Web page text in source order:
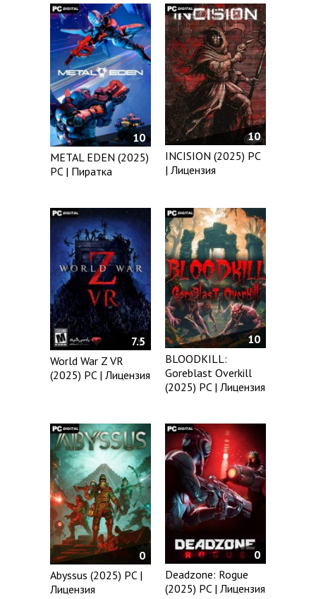
10
METAL EDEN (2025)
PC | Пиратка
10
INCISION (2025) PC
| Лицензия
7.5
World War Z VR
(2025) PC | Лицензия
10
BLOODKILL:
Goreblast Overkill
(2025) PC | Лицензия
0
Abyssus (2025) PC |
Лицензия
0
Deadzone: Rogue
(2025) PC | Лицензия